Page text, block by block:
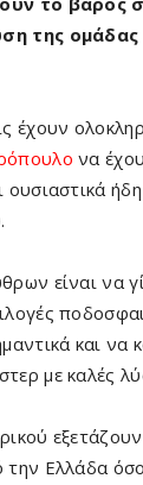
της
έχουν
να
ουσιαστικά
είναι να
και να
με καλές
Ελλάδα